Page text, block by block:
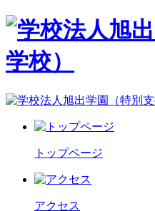
トップページ
アクセス